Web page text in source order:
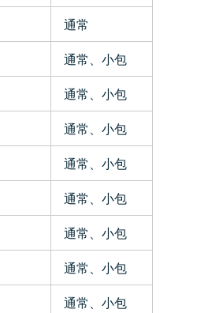
通常
通常、小包
通常、小包
通常、小包
通常、小包
通常、小包
通常、小包
通常、小包
通常、小包